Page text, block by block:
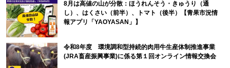
8月は高値の山が分散：ほうれんそう・きゅうり（通
し）、はくさい（前半）、トマト（後半）【青果市況情
報アプリ「YAOYASAN」】
令和8年度 環境調和型持続的肉用牛生産体制推進事業
(JRA畜産振興事業)に係る第１回オンライン情報交換会